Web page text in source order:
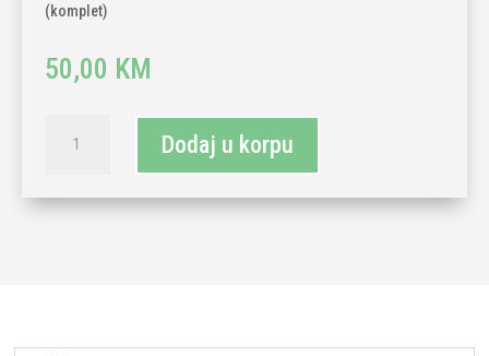
(komplet)
50,00 KM
WAVE
sa
bijela
Dodaj u korpu